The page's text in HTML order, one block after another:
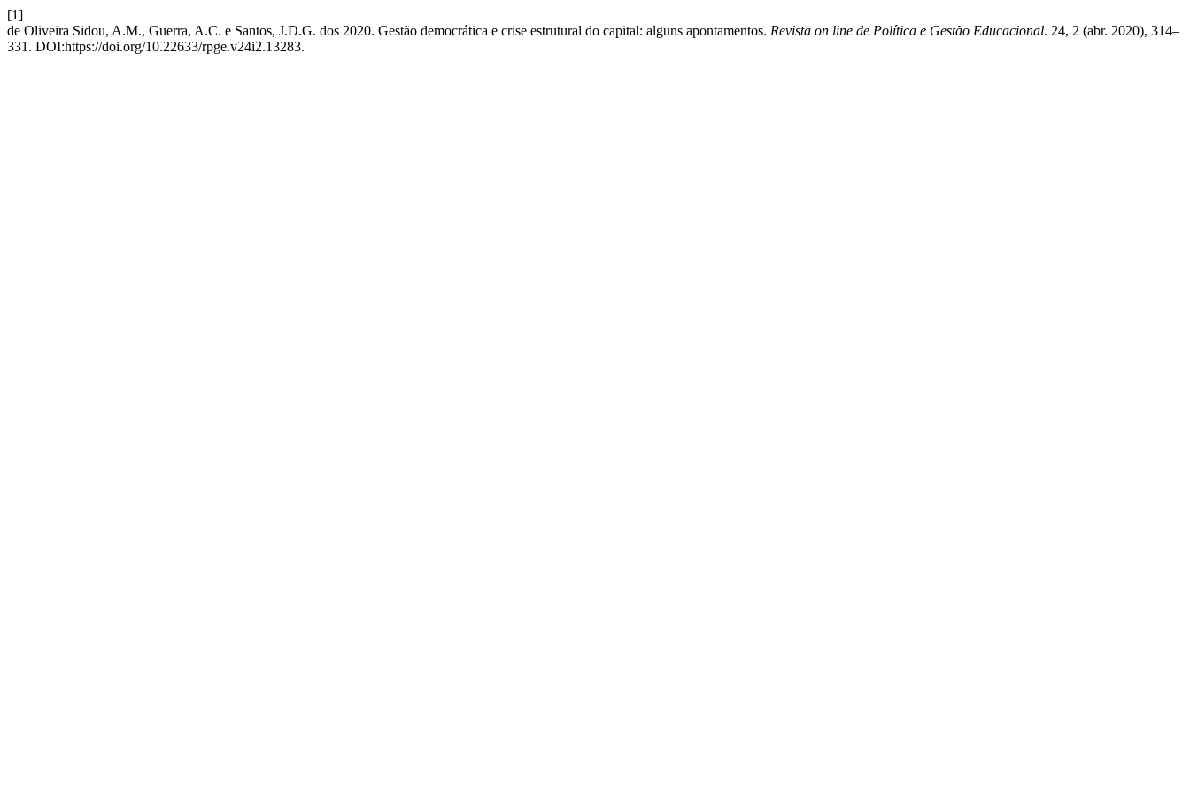
[1]
de Oliveira Sidou, A.M., Guerra, A.C. e Santos, J.D.G. dos 2020. Gestão democrática e crise estrutural do capital: alguns apontamentos. Revista on line de Política e Gestão Educacional. 24, 2 (abr. 2020), 314–
331. DOI:https://doi.org/10.22633/rpge.v24i2.13283.